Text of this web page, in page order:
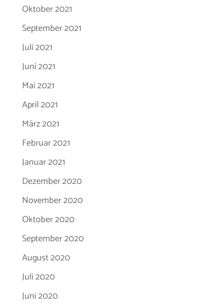
Oktober 2021
September 2021
Juli 2021
Juni 2021
Mai 2021
April 2021
März 2021
Februar 2021
Januar 2021
Dezember 2020
November 2020
Oktober 2020
September 2020
August 2020
Juli 2020
Juni 2020